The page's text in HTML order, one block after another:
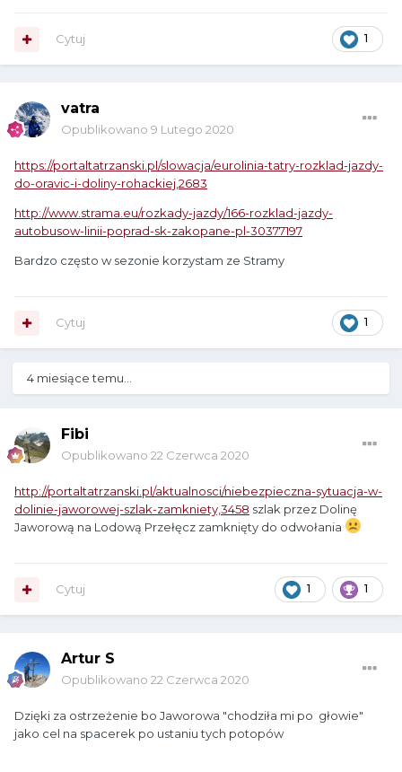
1
Cytuj
vatra
Opublikowano 9 Lutego 2020
https://portaltatrzanski.pl/slowacja/eurolinia-tatry-rozklad-jazdy-
do-oravic-i-doliny-rohackiej,2683
http://www.strama.eu/rozkady-jazdy/166-rozklad-jazdy-
autobusow-linii-poprad-sk-zakopane-pl-30377197
Bardzo często w sezonie korzystam ze Stramy
1
Cytuj
4 miesiące temu...
Fibi
Opublikowano 22 Czerwca 2020
http://portaltatrzanski.pl/aktualnosci/niebezpieczna-sytuacja-w-
dolinie-jaworowej-szlak-zamkniety,3458 szlak przez Dolinę
Jaworową na Lodową Przełęcz zamknięty do odwołania
1 1
Cytuj
Artur S
Opublikowano 22 Czerwca 2020
Dzięki za ostrzeżenie bo Jaworowa "chodziła mi po głowie"
jako cel na spacerek po ustaniu tych potopów